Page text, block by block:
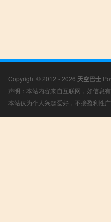
Copyright © 2012 - 2026 天空巴士
声明：本站内容来自互联网，如信息
本站仅为个人兴趣爱好，不接盈利性